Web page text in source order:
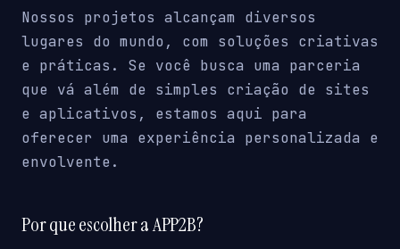
Nossos projetos alcançam diversos
lugares do mundo, com soluções criativas
e práticas. Se você busca uma parceria
que vá além de simples criação de sites
e aplicativos, estamos aqui para
oferecer uma experiência personalizada e
envolvente.
Por que escolher a APP2B?